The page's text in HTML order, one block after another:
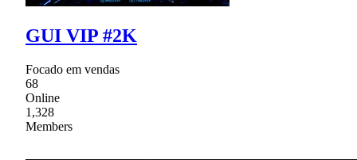
GUI VIP #2K
Focado em vendas
68
Online
1,328
Members